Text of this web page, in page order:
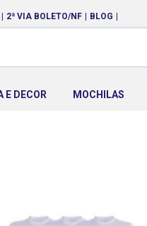
2ª VIA BOLETO/NF BLOG
E DECOR MOCHILAS